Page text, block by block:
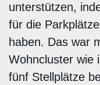
unterstützen,
für die
haben. Das war
Wohncluster wie
fünf Stellplätze